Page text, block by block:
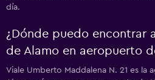
día.
¿Dónde puedo encontrar
de Alamo en aeropuerto
Viale Umberto Maddalena N. 21 es la